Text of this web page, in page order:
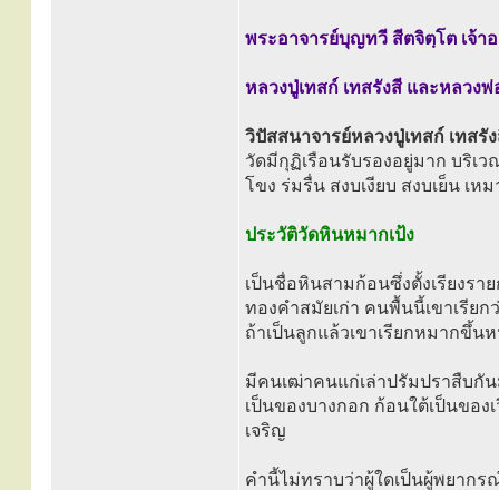
พระอาจารย์บุญทวี สีตจิตฺโต เจ้า
หลวงปู่เทสก์ เทสรังสี และหลวง
วิปัสสนาจารย์หลวงปู่เทสก์ เทสรั
วัดมีกุฏิเรือนรับรองอยู่มาก บริเ
โขง ร่มรื่น สงบเงียบ สงบเย็น เ
ประวัติวัดหินหมากเป้ง
เป็นชื่อหินสามก้อนซึ่งตั้งเรียงร
ทองคำสมัยเก่า คนพื้นนี้เขาเรียก
ถ้าเป็นลูกแล้วเขาเรียกหมากขึ้น
มีคนเฒ่าคนแก่เล่าปรัมปราสืบกั
เป็นของบางกอก ก้อนใต้เป็นขอ
เจริญ
คำนี้ไม่ทราบว่าผู้ใดเป็นผู้พยาก